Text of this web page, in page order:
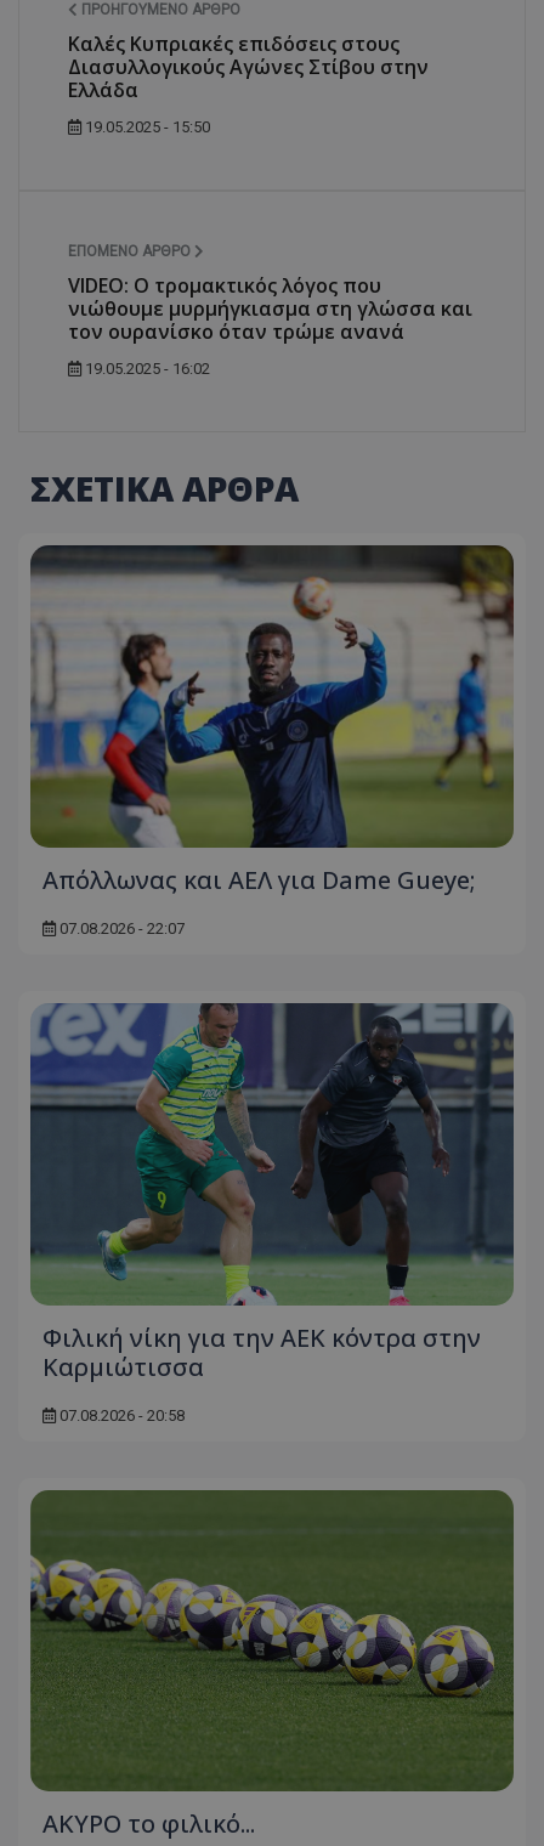
ΠΡΟΗΓΟΎΜΕΝΟ ΆΡΘΡΟ
Καλές Κυπριακές επιδόσεις στους
Διασυλλογικούς Αγώνες Στίβου στην
Ελλάδα
19.05.2025 - 15:50
ΕΠΌΜΕΝΟ ΆΡΘΡΟ
VIDEO: Ο τρομακτικός λόγος που
νιώθουμε μυρμήγκιασμα στη γλώσσα και
τον ουρανίσκο όταν τρώμε ανανά
19.05.2025 - 16:02
ΣΧΕΤΙΚΑ ΑΡΘΡΑ
Απόλλωνας και ΑΕΛ για Dame Gueye;
07.08.2026 - 22:07
Φιλική νίκη για την ΑΕΚ κόντρα στην
Καρμιώτισσα
07.08.2026 - 20:58
AKYΡΟ το φιλικό...